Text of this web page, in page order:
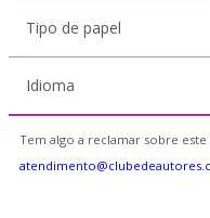
Tipo de papel
Idioma
Tem algo a reclamar sobre